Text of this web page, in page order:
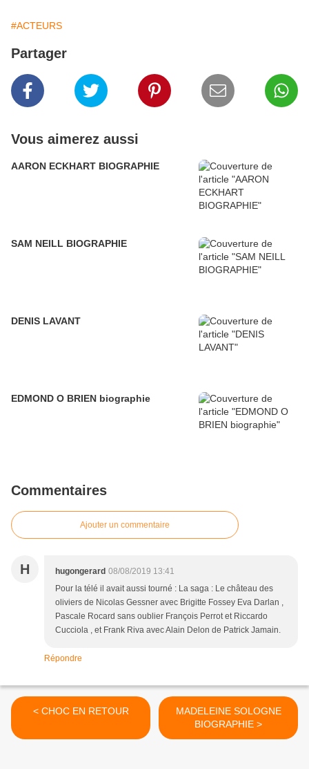
#ACTEURS
Partager
Vous aimerez aussi
AARON ECKHART BIOGRAPHIE
SAM NEILL BIOGRAPHIE
DENIS LAVANT
EDMOND O BRIEN biographie
Commentaires
Ajouter un commentaire
H hugongerard 08/08/2019 13:41
Pour la télé il avait aussi tourné : La saga : Le château des
oliviers de Nicolas Gessner avec Brigitte Fossey Eva Darlan ,
Pascale Rocard sans oublier François Perrot et Riccardo
Cucciola , et Frank Riva avec Alain Delon de Patrick Jamain.
Répondre
< CHOC EN RETOUR
MADELEINE SOLOGNE
BIOGRAPHIE >